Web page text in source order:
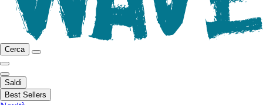
Cerca
Saldi
Best Sellers